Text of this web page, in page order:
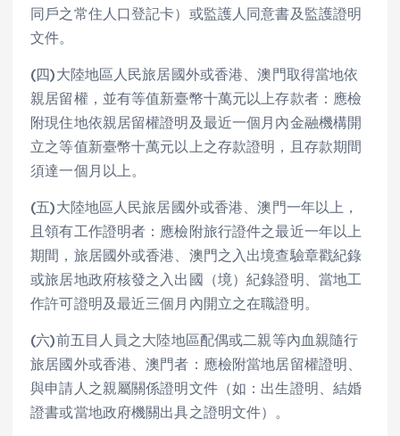
同戶之常住人口登記卡）或監護人同意書及監護證明
文件。
(四)大陸地區人民旅居國外或香港、澳門取得當地依
親居留權，並有等值新臺幣十萬元以上存款者：應檢
附現住地依親居留權證明及最近一個月內金融機構開
立之等值新臺幣十萬元以上之存款證明，且存款期間
須達一個月以上。
(五)大陸地區人民旅居國外或香港、澳門一年以上，
且領有工作證明者：應檢附旅行證件之最近一年以上
期間，旅居國外或香港、澳門之入出境查驗章戳紀錄
或旅居地政府核發之入出國（境）紀錄證明、當地工
作許可證明及最近三個月內開立之在職證明。
(六)前五目人員之大陸地區配偶或二親等內血親隨行
旅居國外或香港、澳門者：應檢附當地居留權證明、
與申請人之親屬關係證明文件（如：出生證明、結婚
證書或當地政府機關出具之證明文件）。